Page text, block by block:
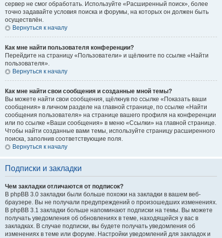
сервер не смог обработать. Используйте «Расширенный поиск», более
точно задавайте условия поиска и форумы, на которых он должен быть
осуществлён.
Вернуться к началу
Как мне найти пользователя конференции?
Перейдите на страницу «Пользователи» и щёлкните по ссылке «Найти
пользователя».
Вернуться к началу
Как мне найти свои сообщения и созданные мной темы?
Вы можете найти свои сообщения, щёлкнув по ссылке «Показать ваши
сообщения» в личном разделе на главной странице, по ссылке «Найти
сообщения пользователя» на странице вашего профиля на конференции
или по ссылке «Ваши сообщения» в меню «Ссылки» на главной странице.
Чтобы найти созданные вами темы, используйте страницу расширенного
поиска, заполнив соответствующие поля.
Вернуться к началу
Подписки и закладки
Чем закладки отличаются от подписок?
В phpBB 3.0 закладки были больше похожи на закладки в вашем веб-
браузере. Вы не получали предупреждений о произошедших изменениях.
В phpBB 3.1 закладки больше напоминают подписки на темы. Вы можете
получать уведомления об обновлениях в теме, находящейся у вас в
закладках. В случае подписки, вы будете получать уведомления об
изменениях в теме или форуме. Настройки уведомлений для закладок и